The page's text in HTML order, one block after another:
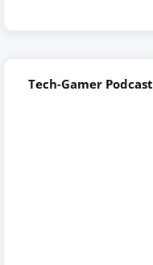
Tech-Gamer Podcast